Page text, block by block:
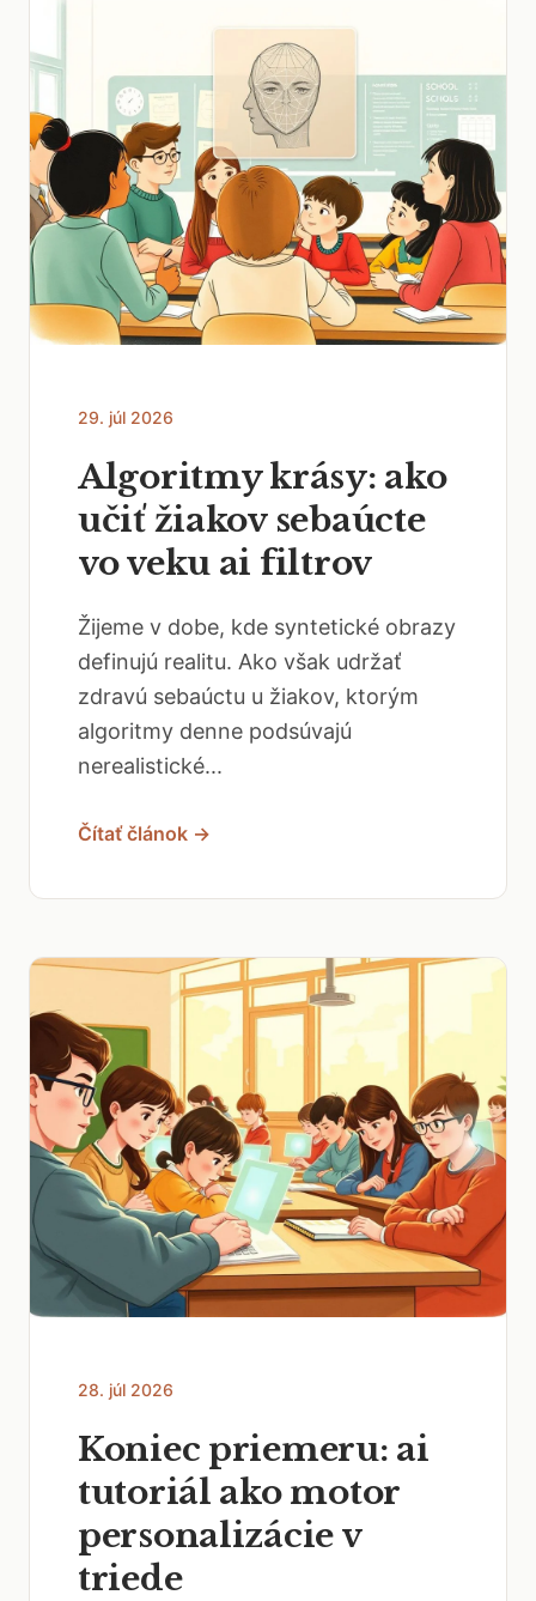
29. júl 2026
Algoritmy krásy: ako
učiť žiakov sebaúcte
vo veku ai filtrov
Žijeme v dobe, kde syntetické obrazy
definujú realitu. Ako však udržať
zdravú sebaúctu u žiakov, ktorým
algoritmy denne podsúvajú
nerealistické...
Čítať článok →
28. júl 2026
Koniec priemeru: ai
tutoriál ako motor
personalizácie v
triede